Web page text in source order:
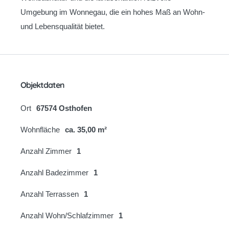
Umgebung im Wonnegau, die ein hohes Maß an Wohn-
und Lebensqualität bietet.
Objektdaten
Ort 67574 Osthofen
Wohnfläche ca. 35,00 m²
Anzahl Zimmer 1
Anzahl Badezimmer 1
Anzahl Terrassen 1
Anzahl Wohn/Schlafzimmer 1